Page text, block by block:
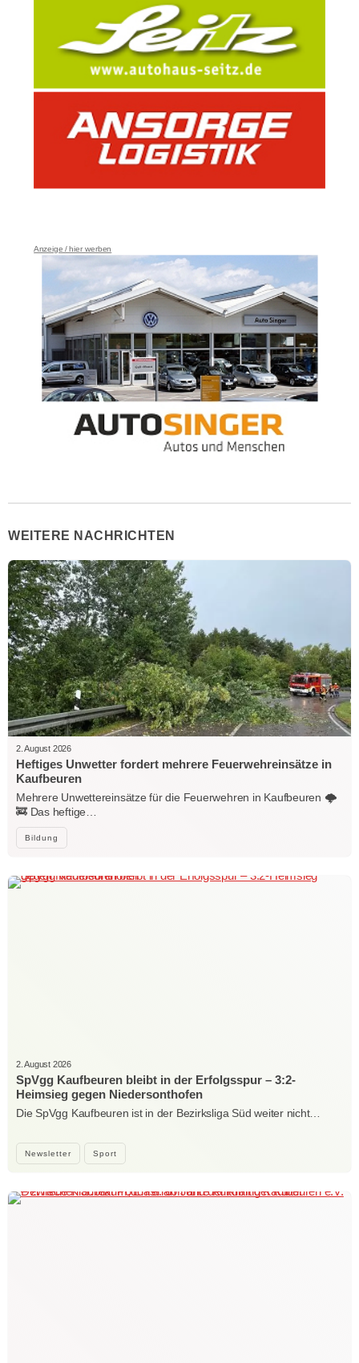
Anzeige / hier werben
WEITERE NACHRICHTEN
Bildung
2. August 2026
Heftiges Unwetter fordert mehrere Feuerwehreinsätze in
Kaufbeuren
Mehrere Unwettereinsätze für die Feuerwehren in Kaufbeuren 🌩️
🚒 Das heftige…
Newsletter Sport
2. August 2026
SpVgg Kaufbeuren bleibt in der Erfolgsspur – 3:2-
Heimsieg gegen Niedersonthofen
Die SpVgg Kaufbeuren ist in der Bezirksliga Süd weiter nicht…